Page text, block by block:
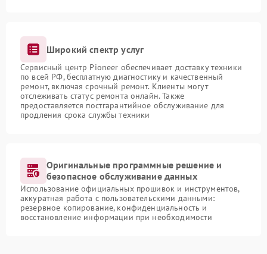
Широкий спектр услуг
Сервисный центр Pioneer обеспечивает доставку техники
по всей РФ, бесплатную диагностику и качественный
ремонт, включая срочный ремонт. Клиенты могут
отслеживать статус ремонта онлайн. Также
предоставляется постгарантийное обслуживание для
продления срока службы техники
Оригинальные программные решение и
безопасное обслуживание данных
Использование официальных прошивок и инструментов,
аккуратная работа с пользовательскими данными:
резервное копирование, конфиденциальность и
восстановление информации при необходимости